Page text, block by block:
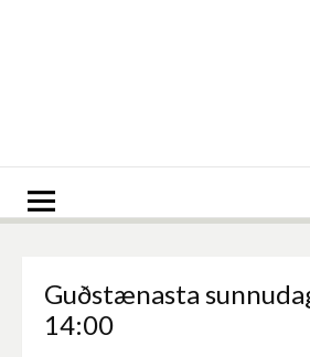
Guðstænasta
14:00